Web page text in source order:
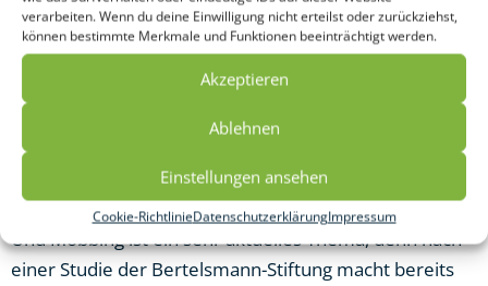
verarbeiten. Wenn du deine Einwilligung nicht erteilst oder zurückziehst,
können bestimmte Merkmale und Funktionen beeinträchtigt werden.
Akzeptieren
Ablehnen
Einstellungen ansehen
Cookie-RichtlinieDatenschutzerklärungImpressum
Ketsch
Im Oktober hat in der Gemeindebücherei Ketsch ein
Elternvortrag zum Thema Mobbing und Kinder stärken
stattgefunden.
Die Resonanz war gut und es wurden viele
interessierte Fragen durch die Teilnehmer gestellt.
Und Mobbing ist ein sehr aktuelles Thema, denn nach
einer Studie der Bertelsmann-Stiftung macht bereits